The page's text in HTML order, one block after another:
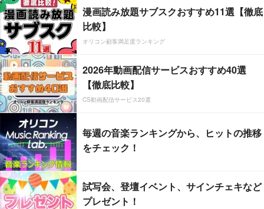
漫画読み放題サブスクおすすめ11選【徹底
比較】
オリコン顧客満足度ランキング
2026年動画配信サービスおすすめ40選
【徹底比較】
CS動画配信サービス20選
毎週の音楽ランキングから、ヒットの推移
をチェック！
試写会、登壇イベント、サインチェキなど
プレゼント！